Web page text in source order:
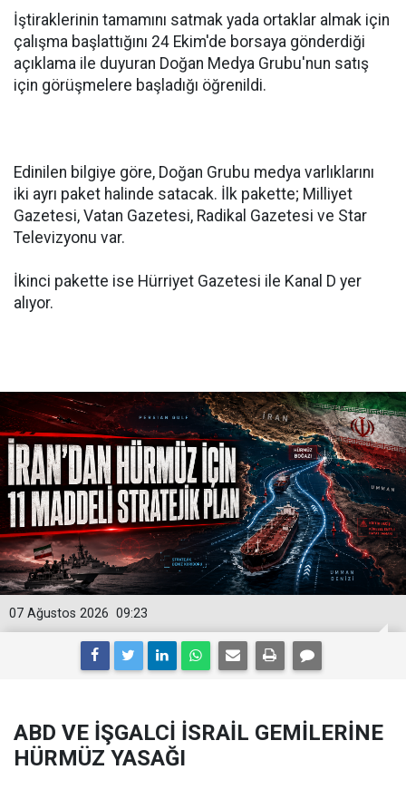
İştiraklerinin tamamını satmak yada ortaklar almak için
çalışma başlattığını 24 Ekim'de borsaya gönderdiği
açıklama ile duyuran Doğan Medya Grubu'nun satış
için görüşmelere başladığı öğrenildi.
Edinilen bilgiye göre, Doğan Grubu medya varlıklarını
iki ayrı paket halinde satacak. İlk pakette; Milliyet
Gazetesi, Vatan Gazetesi, Radikal Gazetesi ve Star
Televizyonu var.
İkinci pakette ise Hürriyet Gazetesi ile Kanal D yer
alıyor.
09:23
07 Ağustos 2026
ABD VE İŞGALCİ İSRAİL GEMİLERİNE
HÜRMÜZ YASAĞI